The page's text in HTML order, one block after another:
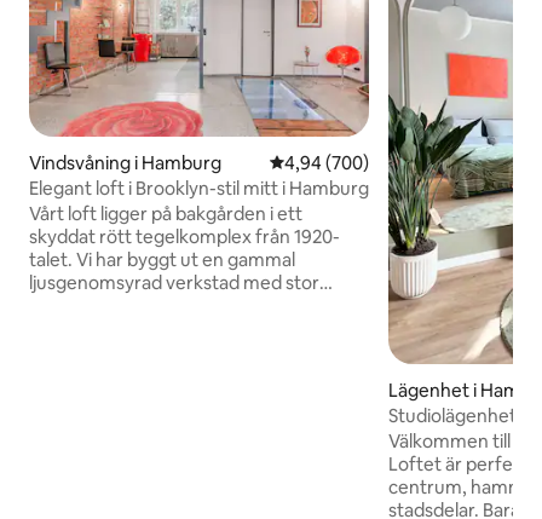
Vindsvåning i Hamburg 4,94 av 5 i genomsnittligt
4,94 (700)
Elegant loft i Brooklyn-stil mitt i Hamburg
Vårt loft ligger på bakgården i ett
skyddat rött tegelkomplex från 1920-
talet. Vi har byggt ut en gammal
ljusgenomsyrad verkstad med stor
Lägenhet i
Studiolägenhet
Välkommen till
Loftet är perfekt
centrum,
stadsdelar. Bara